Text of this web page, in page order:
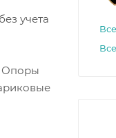
учета
Опоры